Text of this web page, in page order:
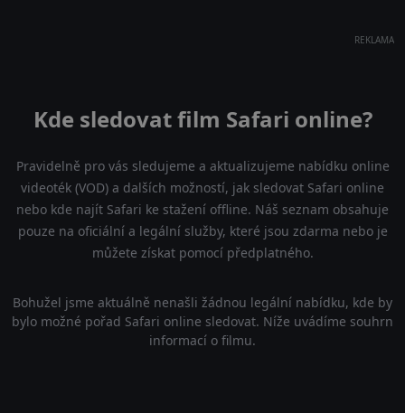
REKLAMA
Kde sledovat film Safari online?
Pravidelně pro vás sledujeme a aktualizujeme nabídku online
videoték (VOD) a dalších možností, jak sledovat Safari online
nebo kde najít Safari ke stažení offline. Náš seznam obsahuje
pouze na oficiální a legální služby, které jsou zdarma nebo je
můžete získat pomocí předplatného.
Bohužel jsme aktuálně nenašli žádnou legální nabídku, kde by
bylo možné pořad Safari online sledovat. Níže uvádíme souhrn
informací o filmu.